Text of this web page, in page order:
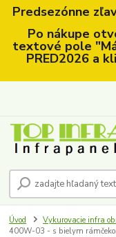
Predsezónne
Po nákupe
textové pole
PRED2026 a
Úvod Vykurovacie infra
400W-03 - s bielym